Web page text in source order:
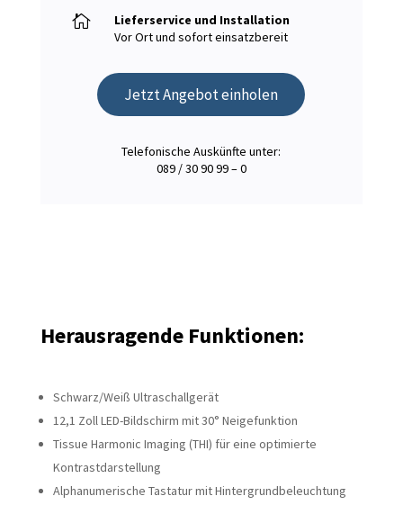

Lieferservice und Installation
Vor Ort und sofort einsatzbereit
Jetzt Angebot einholen
Telefonische Auskünfte unter:
089 / 30 90 99 – 0
Herausragende Funktionen:
Schwarz/Weiß Ultraschallgerät
12,1 Zoll LED-Bildschirm mit 30° Neigefunktion
Tissue Harmonic Imaging (THI) für eine optimierte
Kontrastdarstellung
Alphanumerische Tastatur mit Hintergrundbeleuchtung